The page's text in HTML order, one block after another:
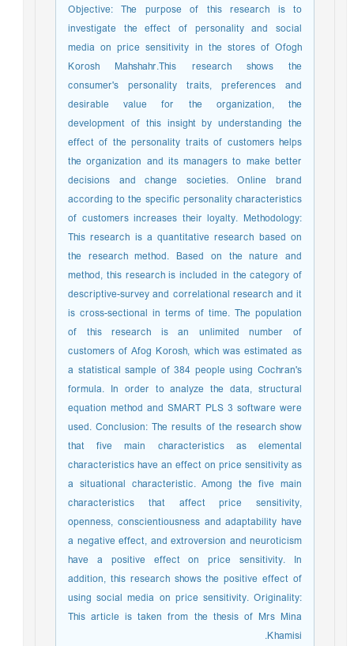
Objective: The purpose of this research is to
investigate the effect of personality and social
media on price sensitivity in the stores of Ofogh
Korosh Mahshahr.This research shows the
consumer's personality traits, preferences and
desirable value for the organization, the
development of this insight by understanding the
effect of the personality traits of customers helps
the organization and its managers to make better
decisions and change societies. Online brand
according to the specific personality characteristics
of customers increases their loyalty. Methodology:
This research is a quantitative research based on
the research method. Based on the nature and
method, this research is included in the category of
descriptive-survey and correlational research and it
is cross-sectional in terms of time. The population
of this research is an unlimited number of
customers of Afog Korosh, which was estimated as
a statistical sample of 384 people using Cochran's
formula. In order to analyze the data, structural
equation method and SMART PLS 3 software were
used. Conclusion: The results of the research show
that five main characteristics as elemental
characteristics have an effect on price sensitivity as
a situational characteristic. Among the five main
characteristics that affect price sensitivity,
openness, conscientiousness and adaptability have
a negative effect, and extroversion and neuroticism
have a positive effect on price sensitivity. In
addition, this research shows the positive effect of
using social media on price sensitivity. Originality:
This article is taken from the thesis of Mrs Mina
Khamisi.